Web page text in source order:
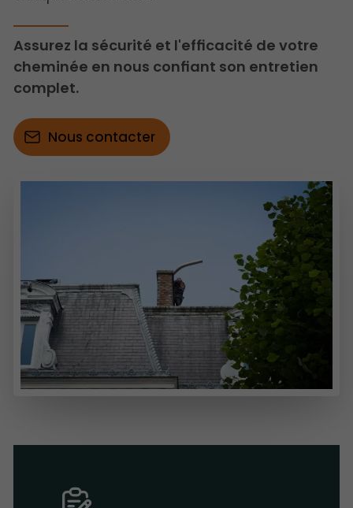
Assurez la sécurité et l'efficacité de votre
cheminée en nous confiant son entretien
complet.
Nous contacter